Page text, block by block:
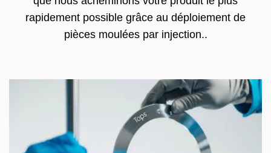
rapidement possible grâce au déploiement de
pièces moulées par injection..